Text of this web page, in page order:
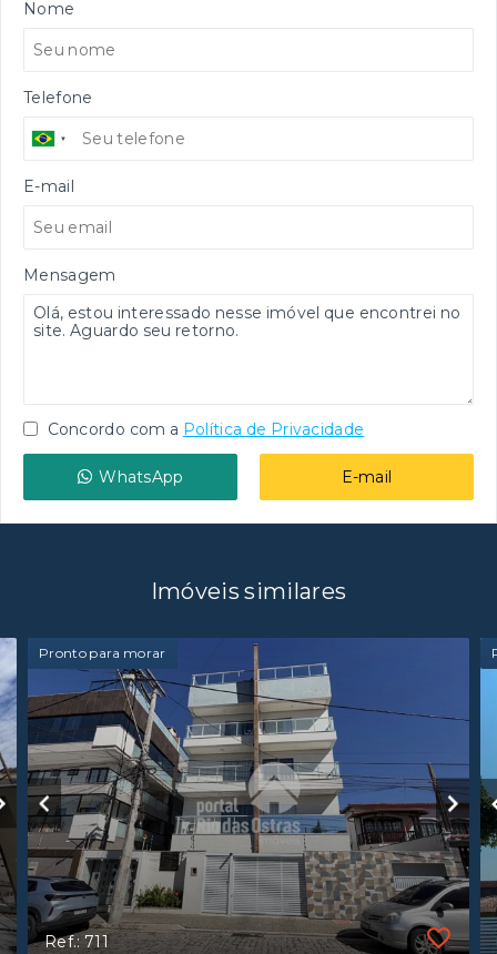
Nome
Telefone
E-mail
Mensagem
Concordo com a Política de Privacidade
WhatsApp E-mail
Imóveis similares
Pronto para morar
Ref.: 711